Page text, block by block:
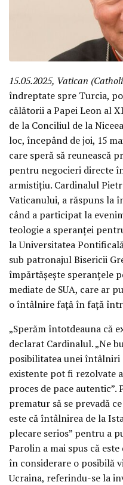
15.05.2025, Vatican
îndreptate spre Turcia,
călătorii a Papei Leon al
de la Conciliul de la
loc, începând de joi, 15
care speră să reunească
pentru negocieri directe
armistițiu. Cardinalul
Vaticanului, a răspuns la
când a participat la
teologie a speranței
la Universitatea
sub patronajul Bisericii
împărtășește speranțele
mediate de SUA, care ar
o întâlnire față în față
„Sperăm întotdeauna că
declarat Cardinalul. „Ne
posibilitatea unei întâlniri
existente pot fi rezolvate
proces de pace
prematur să se prevadă
este că întâlnirea de la
plecare serios” pentru a
Parolin a mai spus că
în considerare o posibilă
Ucraina, referindu-se la